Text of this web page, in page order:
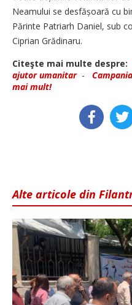
Neamului se desfășoară cu
Părinte Patriarh Daniel, sub
Ciprian Grădinaru.
Citeşte mai multe despre:
ajutor umanitar-
mai mult!
Alte articole din